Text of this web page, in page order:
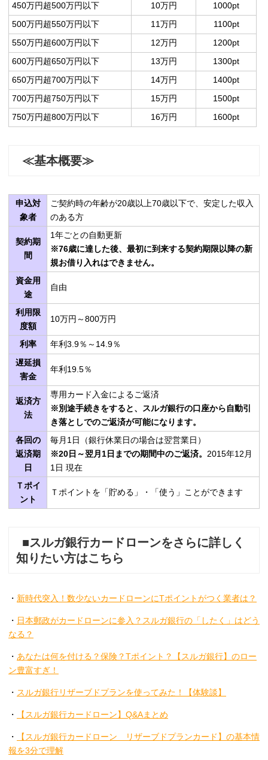
450万円超500万円以下 10万円
1000pt
500万円超550万円以下
11万円
1100pt
550万円超600万円以下
12万円
1200pt
600万円超650万円以下
13万円
1300pt
650万円超700万円以下
14万円
1400pt
700万円超750万円以下
15万円
1500pt
750万円超800万円以下
16万円 1600pt
≪基本概要≫
申込対
象者
ご契約時の年齢が20歳以上70歳以下で、安定した収入
のある方
契約期
間
1年ごとの自動更新
※76歳に達した後、最初に到来する契約期限以降の新
規お借り入れはできません。
資金用
途
自由
利用限
度額
10万円～800万円
利率
年利3.9％～14.9％
遅延損
害金
年利19.5％
返済方
法
専用カード入金によるご返済
※別途手続きをすると、スルガ銀行の口座から自動引
き落としでのご返済が可能になります。
各回の
返済期
日
毎月1日（銀行休業日の場合は翌営業日）
※20日～翌月1日までの期間中のご返済。 2015年12月
1日 現在
Ｔポイ
ント
Ｔポイントを「貯める」・「使う」ことができます
■スルガ銀行カードローンをさらに詳しく
知りたい方はこちら
・ 新時代突入！数少ないカードローンにTポイントがつく業者は？
・ 日本郵政がカードローンに参入？スルガ銀行の「したく」はどう
なる？
・ あなたは何を付ける？保険？Tポイント？【スルガ銀行】のロー
ン豊富すぎ！
・ スルガ銀行リザーブドプランを使ってみた！【体験談】
・ 【スルガ銀行カードローン】Q&Aまとめ
・
【スルガ銀行カードローン リザーブドプランカード】の基本情
報を3分で理解